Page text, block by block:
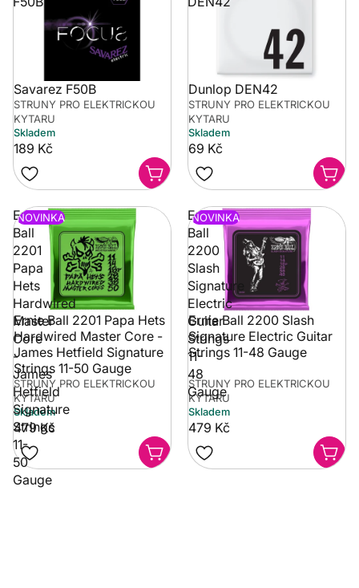
Savarez F50B
STRUNY PRO ELEKTRICKOU
KYTARU
Skladem
189 Kč
Dunlop DEN42
STRUNY PRO ELEKTRICKOU
KYTARU
Skladem
69 Kč
Ernie
Ball
2201
Papa
Hets
Hardwired
Master
Core
-
James
Hetfield
Signature
Strings
11-
50
Gauge
NOVINKA
Ernie Ball 2201 Papa Hets
Hardwired Master Core -
James Hetfield Signature
Strings 11-50 Gauge
STRUNY PRO ELEKTRICKOU
KYTARU
Skladem
479 Kč
Ernie
Ball
2200
Slash
Signature
Electric
Guitar
Strings
11-
48
Gauge
NOVINKA
Ernie Ball 2200 Slash
Signature Electric Guitar
Strings 11-48 Gauge
STRUNY PRO ELEKTRICKOU
KYTARU
Skladem
479 Kč